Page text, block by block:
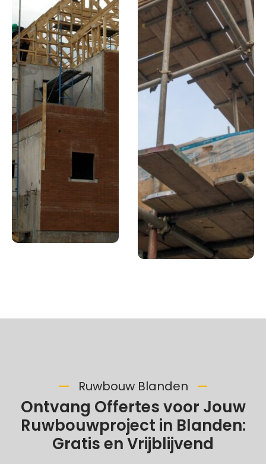
Ruwbouw Blanden
Ontvang Offertes voor Jouw
Ruwbouwproject in Blanden:
Gratis en Vrijblijvend